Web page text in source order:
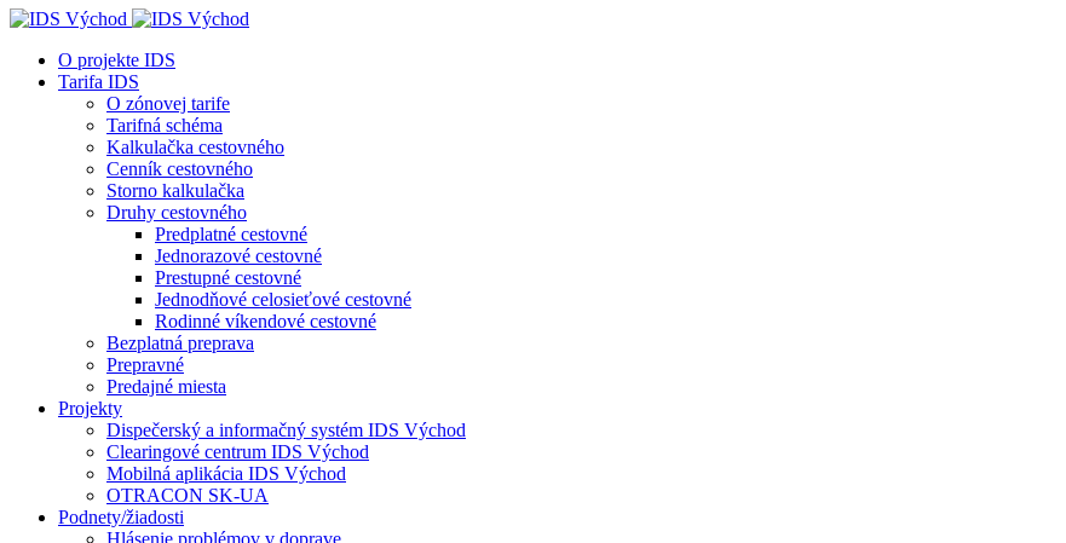
O projekte IDS
Tarifa IDS
O zónovej tarife
Tarifná schéma
Kalkulačka cestovného
Cenník cestovného
Storno kalkulačka
Druhy cestovného
Predplatné cestovné
Jednorazové cestovné
Prestupné cestovné
Jednodňové celosieťové cestovné
Rodinné víkendové cestovné
Bezplatná preprava
Prepravné
Predajné miesta
Projekty
Dispečerský a informačný systém IDS Východ
Clearingové centrum IDS Východ
Mobilná aplikácia IDS Východ
OTRACON SK-UA
Podnety/žiadosti
Hlásenie problémov v doprave